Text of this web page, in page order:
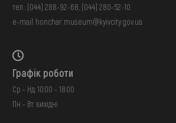
тел.: (044) 288-92-68 (044) 280-52-10
e-mail: honchar.museum@kyivcity.gov.ua
Графік роботи
Ср - Нд: 10:00 - 18:00
Пн - Вт: вихідні